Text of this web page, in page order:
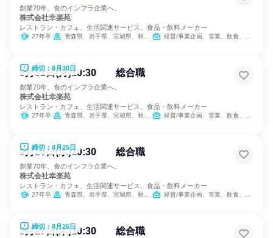
創業70年、食のインフラ企業へ。
株式会社幸楽苑
レストラン・カフェ、生活関連サービス、食品・飲料メーカー
27年卒 青森県、岩手県、宮城県、秋田県、山形県、福島県、茨城県、栃木県、群馬県、埼玉県、千葉県、東京都、神奈川県、新潟県、山梨県、長野県、静岡県 経営/事業企画、営業、飲食、小売販売/流通、製造・生産工程、SCM/生産管理/購買/物流、人事、広報/IR、商品企画、マーケティング・広告・宣伝、カスタマーサクセス
締切：8月30日
8月31日(月)10:30 総合職
創業70年、食のインフラ企業へ。
株式会社幸楽苑
レストラン・カフェ、生活関連サービス、食品・飲料メーカー
27年卒 青森県、岩手県、宮城県、秋田県、山形県、福島県、茨城県、栃木県、群馬県、埼玉県、千葉県、東京都、神奈川県、新潟県、山梨県、長野県、静岡県 経営/事業企画、営業、飲食、小売販売/流通、製造・生産工程、SCM/生産管理/購買/物流、人事、広報/IR、商品企画、マーケティング・広告・宣伝、カスタマーサクセス
締切：8月25日
8月26日(水)10:30 総合職
創業70年、食のインフラ企業へ。
株式会社幸楽苑
レストラン・カフェ、生活関連サービス、食品・飲料メーカー
27年卒 青森県、岩手県、宮城県、秋田県、山形県、福島県、茨城県、栃木県、群馬県、埼玉県、千葉県、東京都、神奈川県、新潟県、山梨県、長野県、静岡県 経営/事業企画、営業、飲食、小売販売/流通、製造・生産工程、SCM/生産管理/購買/物流、人事、広報/IR、商品企画、マーケティング・広告・宣伝、カスタマーサクセス
締切：8月26日
8月27日(木)10:30 総合職